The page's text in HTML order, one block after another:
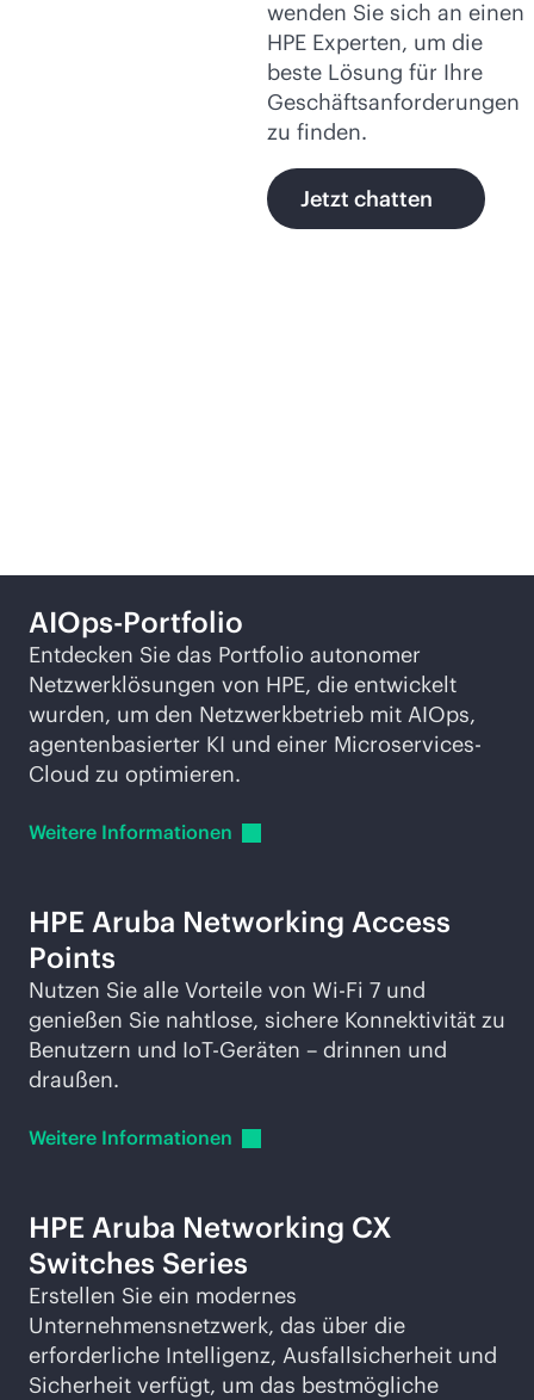
wenden Sie sich an einen
HPE Experten, um die
beste Lösung für Ihre
Geschäftsanforderungen
zu finden.
Jetzt chatten
AIOps-Portfolio
Entdecken Sie das Portfolio autonomer
Netzwerklösungen von HPE, die entwickelt
wurden, um den Netzwerkbetrieb mit AIOps,
agentenbasierter KI und einer Microservices-
Cloud zu optimieren.
Weitere Informationen
HPE Aruba Networking Access
Points
Nutzen Sie alle Vorteile von Wi-Fi 7 und
genießen Sie nahtlose, sichere Konnektivität zu
Benutzern und IoT-Geräten – drinnen und
draußen.
Weitere Informationen
HPE Aruba Networking CX
Switches Series
Erstellen Sie ein modernes
Unternehmensnetzwerk, das über die
erforderliche Intelligenz, Ausfallsicherheit und
Sicherheit verfügt, um das bestmögliche